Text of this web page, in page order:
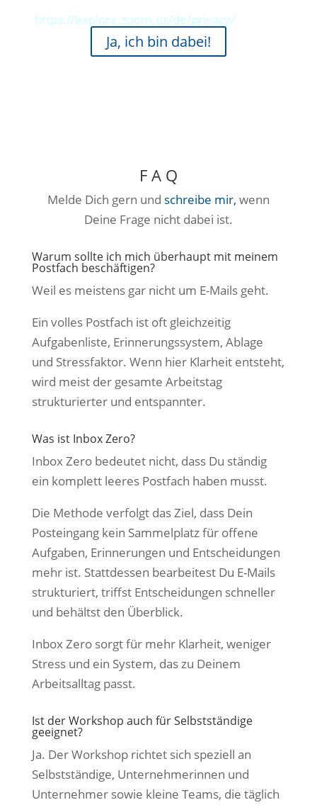
https://explore.zoom.us/de/privacy/
Ja, ich bin dabei!
F A Q
Melde Dich gern und schreibe mir, wenn
Deine Frage nicht dabei ist.
Warum sollte ich mich überhaupt mit meinem
Postfach beschäftigen?
Weil es meistens gar nicht um E-Mails geht.
Ein volles Postfach ist oft gleichzeitig
Aufgabenliste, Erinnerungssystem, Ablage
und Stressfaktor. Wenn hier Klarheit entsteht,
wird meist der gesamte Arbeitstag
strukturierter und entspannter.
Was ist Inbox Zero?
Inbox Zero bedeutet nicht, dass Du ständig
ein komplett leeres Postfach haben musst.
Die Methode verfolgt das Ziel, dass Dein
Posteingang kein Sammelplatz für offene
Aufgaben, Erinnerungen und Entscheidungen
mehr ist. Stattdessen bearbeitest Du E-Mails
strukturiert, triffst Entscheidungen schneller
und behältst den Überblick.
Inbox Zero sorgt für mehr Klarheit, weniger
Stress und ein System, das zu Deinem
Arbeitsalltag passt.
Ist der Workshop auch für Selbstständige
geeignet?
Ja. Der Workshop richtet sich speziell an
Selbstständige, Unternehmerinnen und
Unternehmer sowie kleine Teams, die täglich